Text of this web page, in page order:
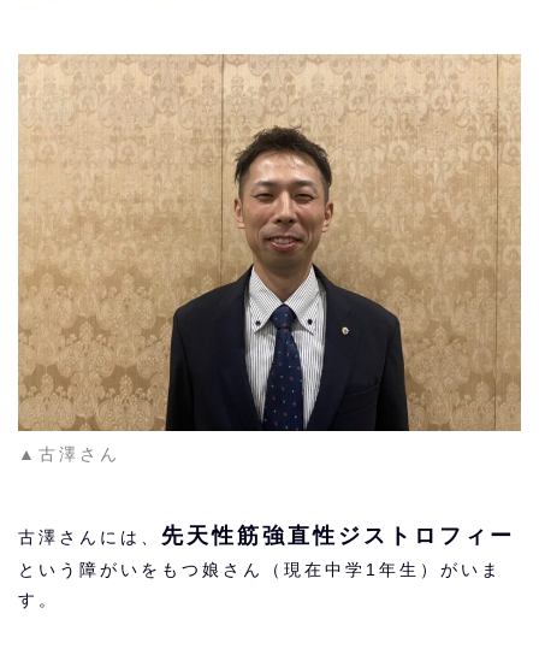
▲古澤さん
古澤さんには、 先天性筋強直性ジストロフィー
という障がいをもつ娘さん（現在中学1年生）がいま
す。